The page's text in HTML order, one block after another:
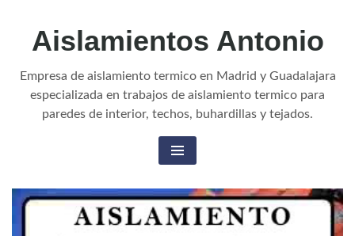
Aislamientos Antonio
Empresa de aislamiento termico en Madrid y Guadalajara
especializada en trabajos de aislamiento termico para
paredes de interior, techos, buhardillas y tejados.